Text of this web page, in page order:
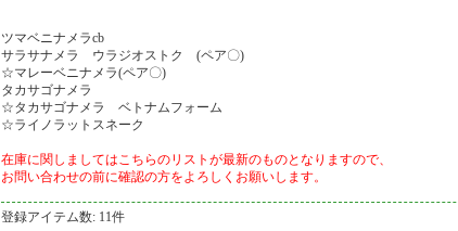
ツマベニナメラcb
サラサナメラ ウラジオストク (ペア〇)
☆マレーベニナメラ(ペア〇)
タカサゴナメラ
☆タカサゴナメラ ベトナムフォーム
☆ライノラットスネーク
在庫に関しましてはこちらのリストが最新のものとなりますので、
お問い合わせの前に確認の方をよろしくお願いします。
登録アイテム数: 11件